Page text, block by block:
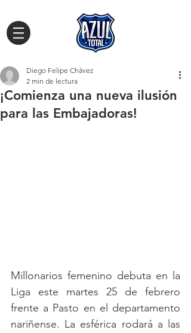
¡Comienza una nueva ilusión
para las Embajadoras!
Diego Felipe Chávez
2 min de lectura
Millonarios femenino debuta en la
Liga este martes 25 de febrero
frente a Pasto en el departamento
nariñense. La esférica rodará a las